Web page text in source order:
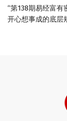
“第138期易经富
开心想事成的底层